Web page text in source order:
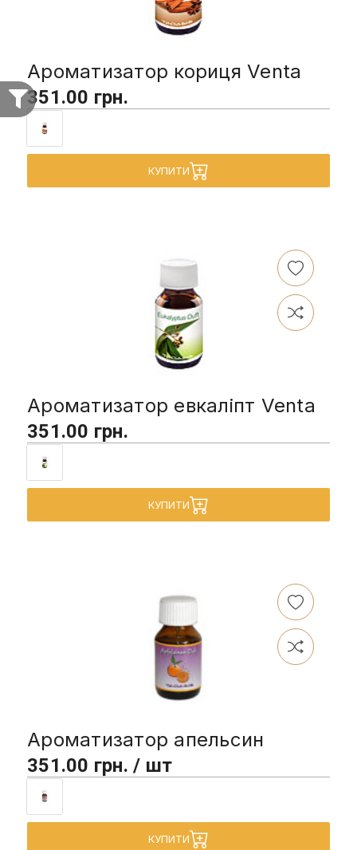
Ароматизатор кориця Venta
351.00 грн.
КУПИТИ
Ароматизатор евкаліпт Venta
351.00 грн.
КУПИТИ
Ароматизатор апельсин
351.00 грн. / шт
КУПИТИ